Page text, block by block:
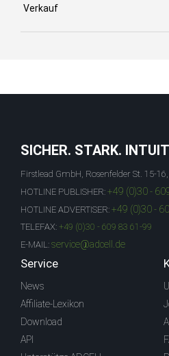
Verkauf
SICHER. STARK.
Firstlead GmbH, Rosenfelder St. 15-
HOTLINE PUBLISHER: +49 (0)30 -
HOTLINE ADVERTISER: +49 (0)30 -
TELEFAX: +49 (0)30 - 609 83 61-99
E-MAIL: service@adcell.de
Service
News
Affiliate-Lexikon
Download
API